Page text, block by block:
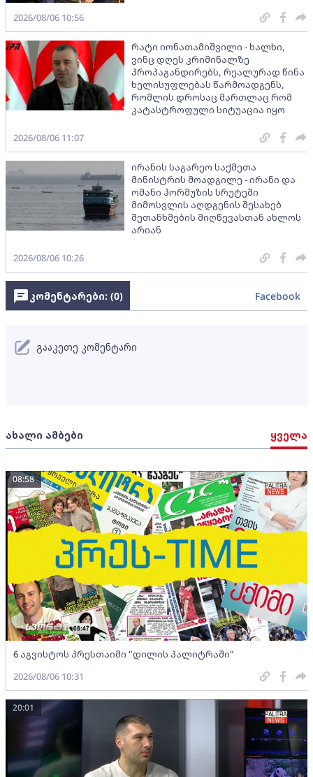
2026/08/06 10:56
რატი იონათამიშვილი - ხალხი,
ვინც დღეს კრიმინალზე
პროპაგანდირებს, რეალურად წინა
ხელისუფლებას წარმოადგენს,
რომლის დროსაც მართლაც რომ
კატასტროფული სიტუაცია იყო
2026/08/06 11:07
ირანის საგარეო საქმეთა
მინისტრის მოადგილე - ირანი და
ომანი ჰორმუზის სრუტეში
მიმოსვლის აღდგენის შესახებ
შეთანხმების მიღწევასთან ახლოს
არიან
2026/08/06 10:26
ახალი ამბები ყველა
6 აგვისტოს პრესთაიმი "დილის პალიტრაში"
08:58
2026/08/06 10:31
20:01
კომენტარები: (0) Facebook
გააკეთე კომენტარი